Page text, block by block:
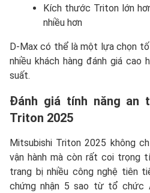
Kích thước Triton lớn
nhiều hơn
D-Max có thể là một lựa chọn
nhiều khách hàng đánh giá
suất.
Đánh giá tính năng an
Triton 2025
Mitsubishi Triton 2025 không
vận hành mà còn rất coi trọng
trang bị nhiều công nghệ tiên
chứng nhận 5 sao từ tổ chức